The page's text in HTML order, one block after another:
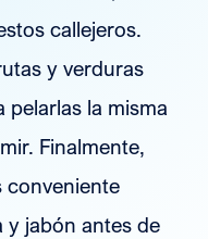
callejeros.
y verduras
pelarlas la misma
Finalmente,
conveniente
y jabón antes de